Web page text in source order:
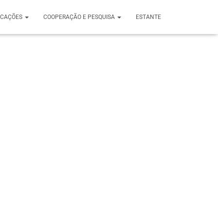
COOPERAÇÃO E PESQUISA ESTANTE